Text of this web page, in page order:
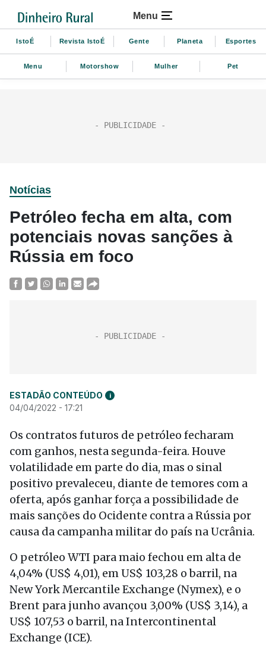
Menu
IstoÉ Revista IstoÉ Gente Planeta Esportes
Menu Motorshow Mulher Pet
Notícias
Petróleo fecha em alta, com
potenciais novas sanções à
Rússia em foco
ESTADÃO CONTEÚDO i
04/04/2022 - 17:21
Os contratos futuros de petróleo fecharam
com ganhos, nesta segunda-feira. Houve
volatilidade em parte do dia, mas o sinal
positivo prevaleceu, diante de temores com a
oferta, após ganhar força a possibilidade de
mais sanções do Ocidente contra a Rússia por
causa da campanha militar do país na Ucrânia.
O petróleo WTI para maio fechou em alta de
4,04% (US$ 4,01), em US$ 103,28 o barril, na
New York Mercantile Exchange (Nymex), e o
Brent para junho avançou 3,00% (US$ 3,14), a
US$ 107,53 o barril, na Intercontinental
Exchange (ICE).